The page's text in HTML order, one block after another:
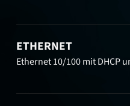
ETHERNET
Ethernet 10/100 mit DHCP